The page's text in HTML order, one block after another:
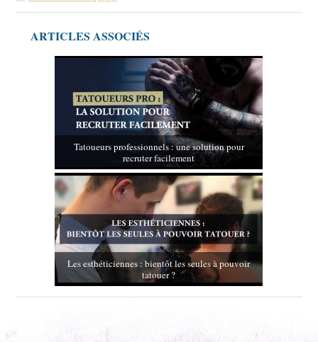
ARTICLES ASSOCIÉS
Tatoueurs professionnels : une solution pour
recruter facilement
Les esthéticiennes : bientôt les seules à pouvoir
tatouer ?